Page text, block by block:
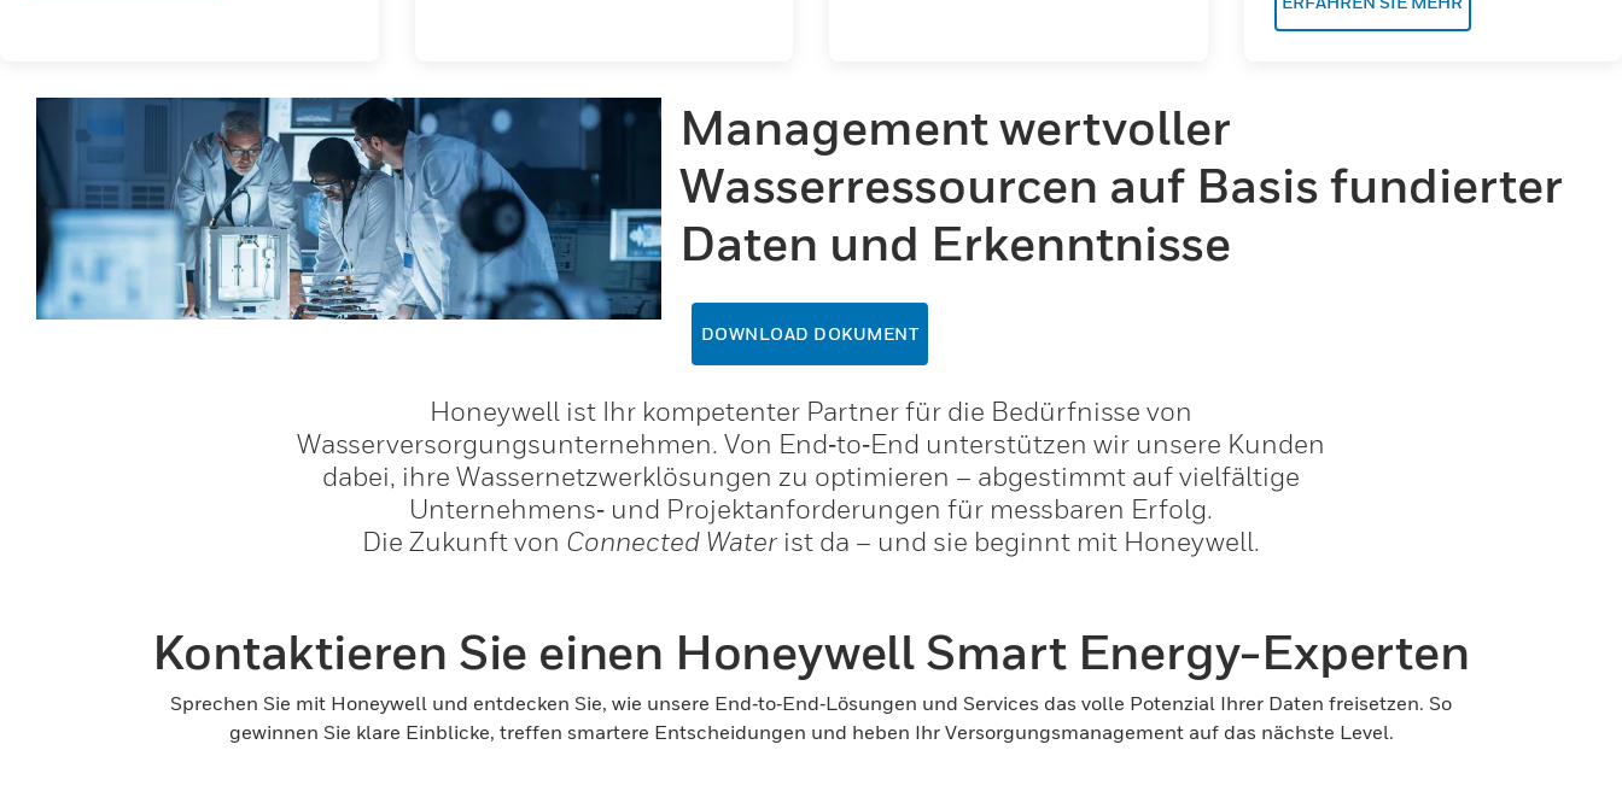
Management wertvoller
Wasserressourcen auf Basis fundierter
Daten und Erkenntnisse
DOWNLOAD DOKUMENT
Honeywell ist Ihr kompetenter Partner für die Bedürfnisse von
Wasserversorgungsunternehmen. Von End‑to‑End unterstützen wir unsere Kunden
dabei, ihre Wassernetzwerklösungen zu optimieren – abgestimmt auf vielfältige
Unternehmens‑ und Projektanforderungen für messbaren Erfolg.
Die Zukunft von Connected Water ist da – und sie beginnt mit Honeywell.
Kontaktieren Sie einen Honeywell Smart Energy-Experten
Sprechen Sie mit Honeywell und entdecken Sie, wie unsere End‑to‑End‑Lösungen und Services das volle Potenzial Ihrer Daten freisetzen. So
gewinnen Sie klare Einblicke, treffen smartere Entscheidungen und heben Ihr Versorgungsmanagement auf das nächste Level.